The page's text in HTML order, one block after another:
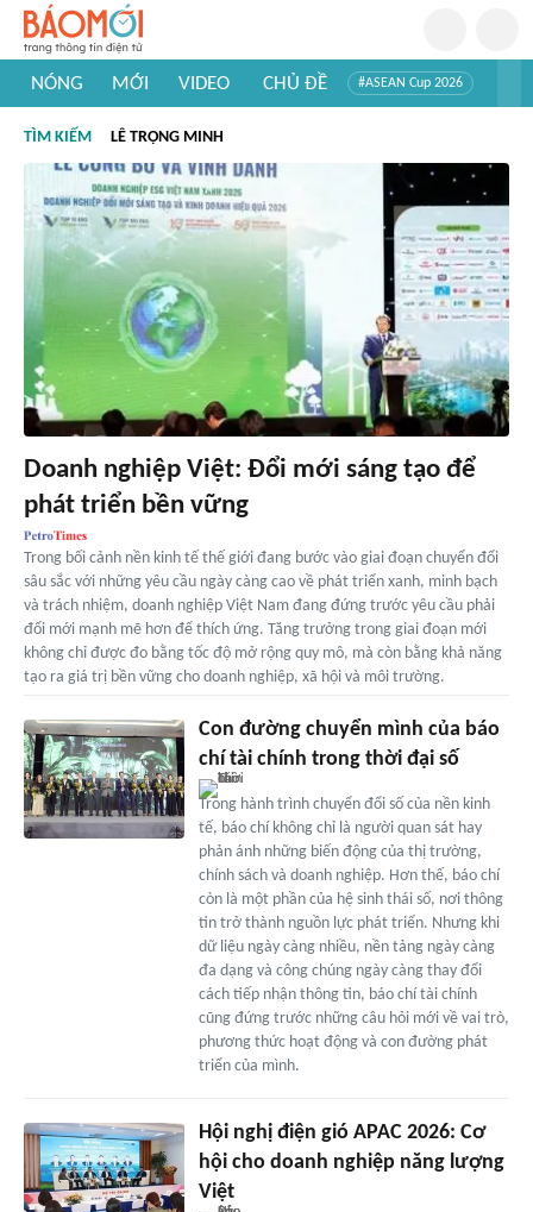
NÓNG MỚI VIDEO CHỦ ĐỀ #ASEAN Cup 2026
#Khám phá thế giới
TÌM KIẾM LÊ TRỌNG MINH
Doanh nghiệp Việt: Đổi mới sáng tạo để
phát triển bền vững
Trong bối cảnh nền kinh tế thế giới đang bước vào giai đoạn chuyển đổi
sâu sắc với những yêu cầu ngày càng cao về phát triển xanh, minh bạch
và trách nhiệm, doanh nghiệp Việt Nam đang đứng trước yêu cầu phải
đổi mới mạnh mẽ hơn để thích ứng. Tăng trưởng trong giai đoạn mới
không chỉ được đo bằng tốc độ mở rộng quy mô, mà còn bằng khả năng
tạo ra giá trị bền vững cho doanh nghiệp, xã hội và môi trường.
Con đường chuyển mình của báo
chí tài chính trong thời đại số
Trong hành trình chuyển đổi số của nền kinh
tế, báo chí không chỉ là người quan sát hay
phản ánh những biến động của thị trường,
chính sách và doanh nghiệp. Hơn thế, báo chí
còn là một phần của hệ sinh thái số, nơi thông
tin trở thành nguồn lực phát triển. Nhưng khi
dữ liệu ngày càng nhiều, nền tảng ngày càng
đa dạng và công chúng ngày càng thay đổi
cách tiếp nhận thông tin, báo chí tài chính
cũng đứng trước những câu hỏi mới về vai trò,
phương thức hoạt động và con đường phát
triển của mình.
Hội nghị điện gió APAC 2026: Cơ
hội cho doanh nghiệp năng lượng
Việt